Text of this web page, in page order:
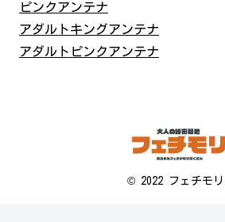
ピンクアンテナ
アダルトキングアンテナ
アダルトピンクアンテナ
© 2022 フェチモリ.